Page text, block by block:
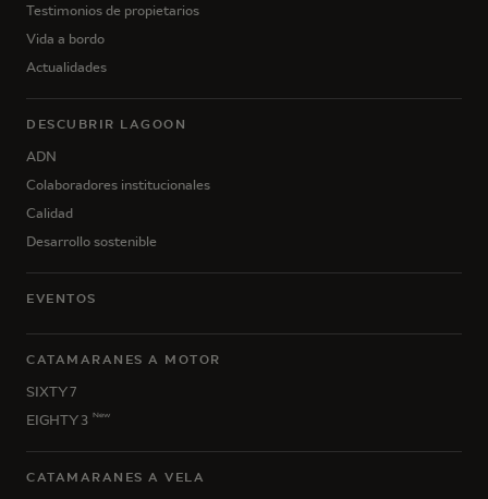
Testimonios de propietarios
Vida a bordo
Actualidades
DESCUBRIR LAGOON
ADN
Colaboradores institucionales
Calidad
Desarrollo sostenible
EVENTOS
CATAMARANES A MOTOR
SIXTY 7
EIGHTY 3 New
CATAMARANES A VELA